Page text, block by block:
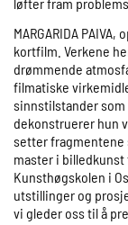
MARGARIDA
kortfilm. Verkene
drømmende
filmatiske
sinnstilstander
dekonstruerer hun
setter fragmentene
master i billedkunst
Kunsthøgskolen i
utstillinger og
vi gleder oss til å